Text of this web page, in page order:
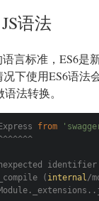
语法
言标准，ES6是
下使用ES6语法
法转换。
from
identifier
(
internal /